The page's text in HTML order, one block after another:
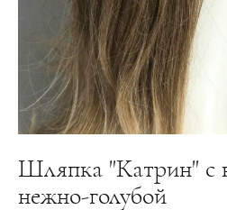
Шляпка "Катрин" с
нежно-голубой